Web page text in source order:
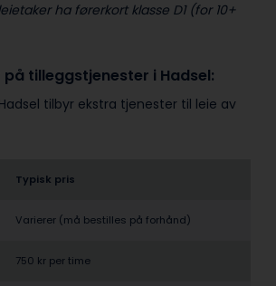
ha førerkort klasse D1 (for 10+
på tilleggstjenester i Hadsel:
tilbyr ekstra tjenester til leie av
Typisk pris
Varierer (må bestilles på forhånd)
750 kr per time